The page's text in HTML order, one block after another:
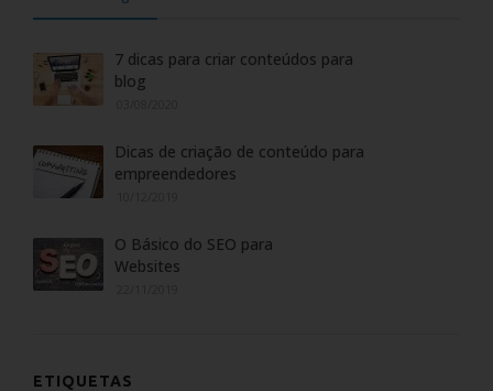
7 dicas para criar conteúdos para
blog
Dicas de criação de conteúdo para
empreendedores
O Básico do SEO para
Websites
ETIQUETAS